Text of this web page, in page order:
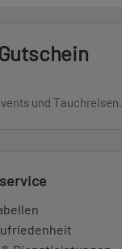
und Tauchreisen.